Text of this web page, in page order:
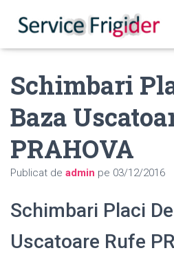
Schimbari
Baza
PRAHOVA
Publicat de admin pe 03/12/2016
Schimbari Placi
Uscatoare Rufe